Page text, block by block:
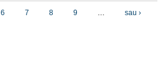
6 7 8 9 …
sau ›